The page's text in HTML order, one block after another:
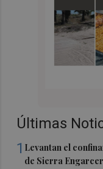
Últimas
1 Levantan el
de Sierra